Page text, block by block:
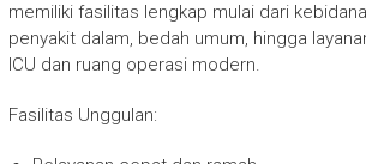
memiliki fasilitas lengkap mulai dari
penyakit dalam, bedah umum, hingga
ICU dan ruang operasi modern.
Fasilitas Unggulan: